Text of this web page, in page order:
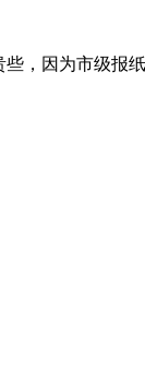
，因为市级报